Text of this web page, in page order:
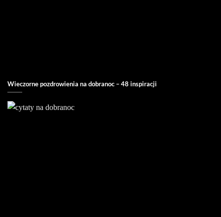
Wieczorne pozdrowienia na dobranoc – 48 inspiracji